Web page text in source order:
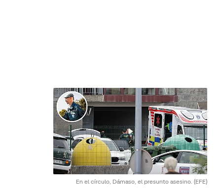
En el círculo, Dámaso, el presunto asesino. (EFE)